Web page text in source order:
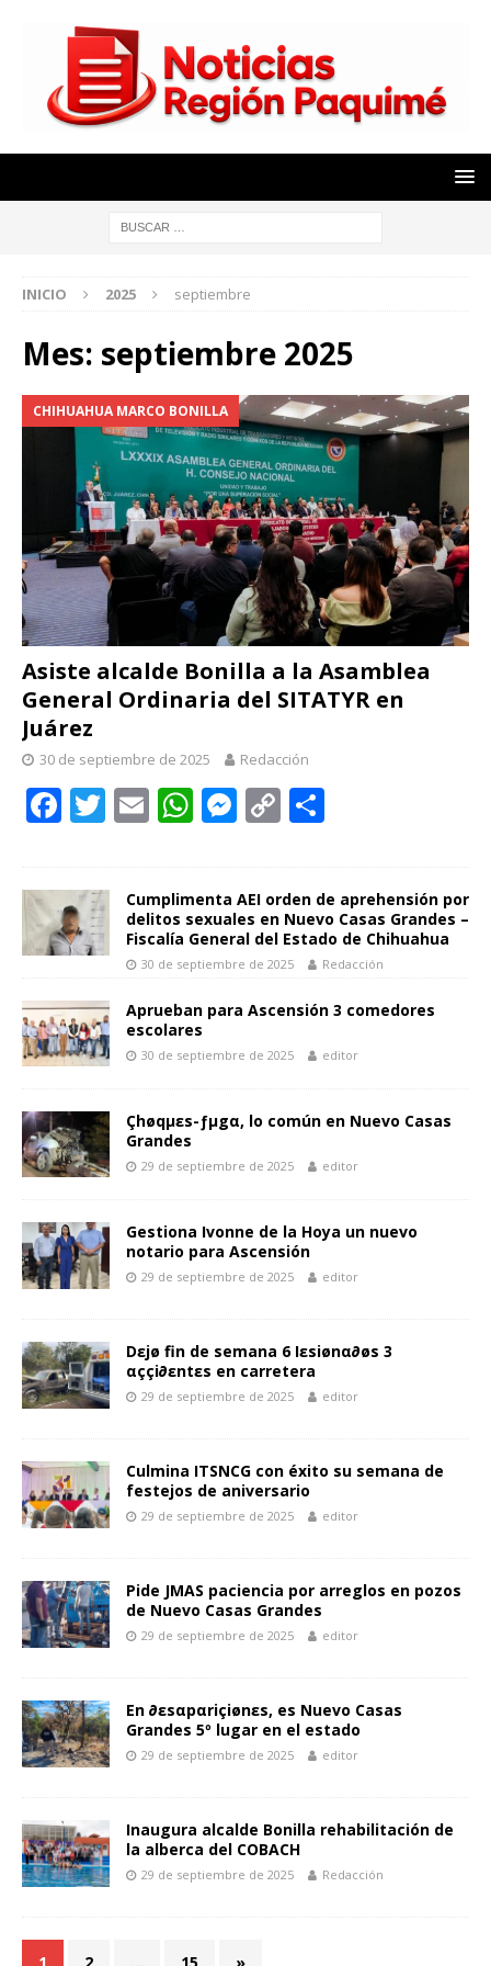
INICIO 2025 septiembre
Mes: septiembre 2025
CHIHUAHUA MARCO BONILLA
Asiste alcalde Bonilla a la Asamblea
General Ordinaria del SITATYR en
Juárez
30 de septiembre de 2025 Redacción
F
b
o
k
T
er
E
l
W
s
A
p
p
M
e
n
g
er
C
y
Li
n
k
p
ar
ti
r
Cumplimenta AEI orden de aprehensión por
delitos sexuales en Nuevo Casas Grandes –
Fiscalía General del Estado de Chihuahua
30 de septiembre de 2025 Redacción
Aprueban para Ascensión 3 comedores
escolares
30 de septiembre de 2025 editor
Çhøqµεs-ƒµgα, lo común en Nuevo Casas
Grandes
29 de septiembre de 2025 editor
Gestiona Ivonne de la Hoya un nuevo
notario para Ascensión
29 de septiembre de 2025 editor
Dεjø fin de semana 6 Iεsiønα∂øs 3
αççi∂εntεs en carretera
29 de septiembre de 2025 editor
Culmina ITSNCG con éxito su semana de
festejos de aniversario
29 de septiembre de 2025 editor
Pide JMAS paciencia por arreglos en pozos
de Nuevo Casas Grandes
29 de septiembre de 2025 editor
En ∂εsαpαriçiønεs, es Nuevo Casas
Grandes 5º lugar en el estado
29 de septiembre de 2025 editor
Inaugura alcalde Bonilla rehabilitación de
la alberca del COBACH
29 de septiembre de 2025 Redacción